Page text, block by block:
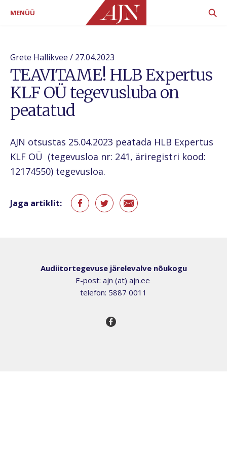
Grete Hallikvee / 27.04.2023
TEAVITAME! HLB Expertus
KLF OÜ tegevusluba on
peatatud
AJN otsustas 25.04.2023 peatada HLB Expertus
KLF OÜ (tegevusloa nr: 241, äriregistri kood:
12174550) tegevusloa.
Jaga artiklit:
Audiitortegevuse järelevalve nõukogu
E-post: ajn (at) ajn.ee
telefon: 5887 0011
MENÜÜ